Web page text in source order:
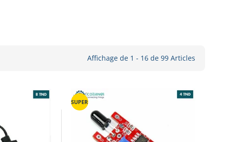
Affichage de 1 - 16 de 99 Articles
SUPER